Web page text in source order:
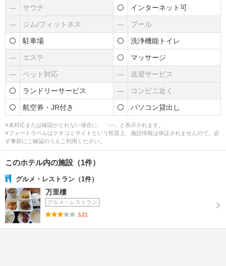
― サウナ インターネット可
― ジム/フィットネス ― プール
駐車場 洗浄機能トイレ
― エステ マッサージ
― ペット対応 ― 送迎サービス
ランドリーサービス ― コンビニ近く
航空券・JR付き パソコン貸出し
※未対応または確認がとれない場合に、「―」と表示されます。
※フォートラベルはクチコミサイトという性質上、施設情報は保証されませんので、必
ず事前にご確認のうえご利用ください。
このホテル内の施設（1件）
グルメ・レストラン（1件）
万里樓
グルメ・レストラン
3.21